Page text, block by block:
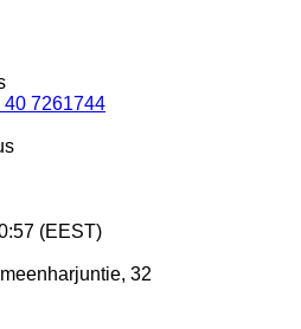
40 7261744
(EEST)
32